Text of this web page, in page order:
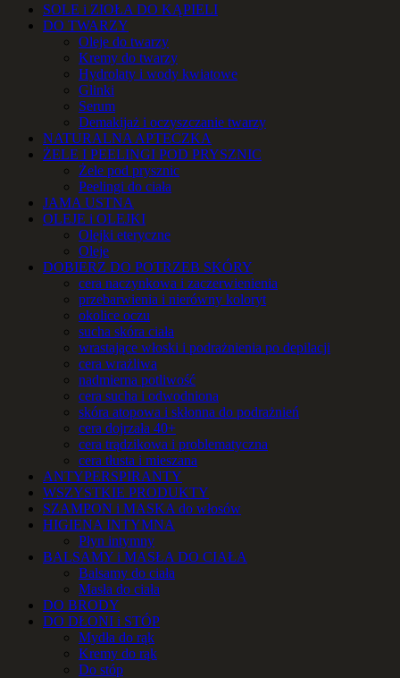
SOLE i ZIOŁA DO KĄPIELI
DO TWARZY
Oleje do twarzy
Kremy do twarzy
Hydrolaty i wody kwiatowe
Glinki
Serum
Demakijaż i oczyszczanie twarzy
NATURALNA APTECZKA
ŻELE I PEELINGI POD PRYSZNIC
Żele pod prysznic
Peelingi do ciała
JAMA USTNA
OLEJE i OLEJKI
Olejki eteryczne
Oleje
DOBIERZ DO POTRZEB SKÓRY
cera naczynkowa i zaczerwienienia
przebarwienia i nierówny koloryt
okolice oczu
sucha skóra ciała
wrastające włoski i podrażnienia po depilacji
cera wrażliwa
nadmierna potliwość
cera sucha i odwodniona
skóra atopowa i skłonna do podrażnień
cera dojrzała 40+
cera trądzikowa i problematyczna
cera tłusta i mieszana
ANTYPERSPIRANTY
WSZYSTKIE PRODUKTY
SZAMPON i MASKA do włosów
HIGIENA INTYMNA
Płyn intymny
BALSAMY i MASŁA DO CIAŁA
Balsamy do ciała
Masła do ciała
DO BRODY
DO DŁONI i STÓP
Mydła do rąk
Kremy do rąk
Do stóp